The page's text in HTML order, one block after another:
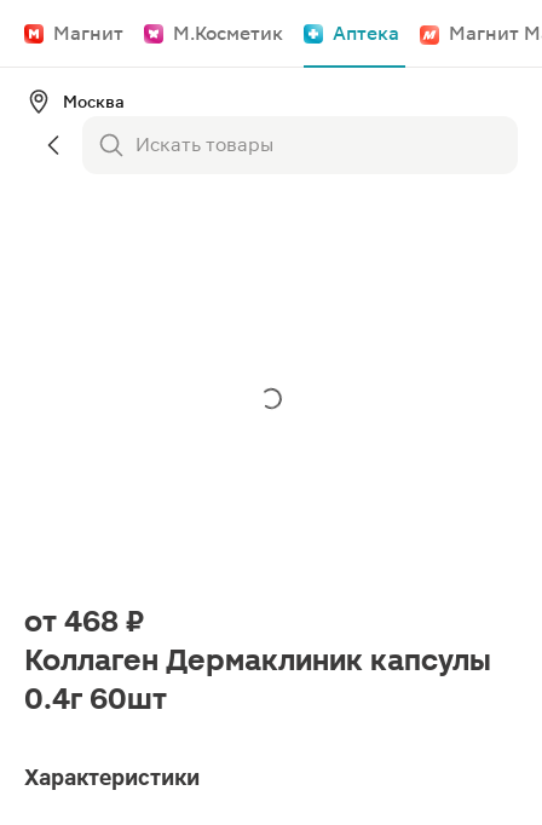
Магнит М.Косметик Аптека Магнит
Москва
от 468 ₽
Коллаген Дермаклиник капсулы
0.4г 60шт
Характеристики